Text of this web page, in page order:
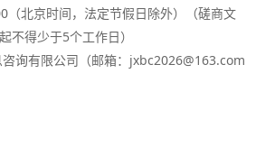
（北京时间，法定节假日除外）（磋商文
不得少于5个工作日）
询有限公司（邮箱： jxbc2026@163.com